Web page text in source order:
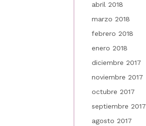
abril 2018
marzo 2018
febrero 2018
enero 2018
diciembre 2017
noviembre 2017
octubre 2017
septiembre 2017
agosto 2017